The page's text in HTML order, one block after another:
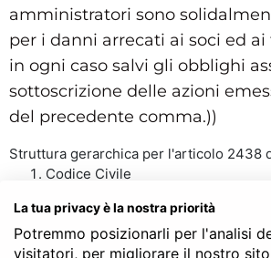
amministratori sono
per i danni arrecati ai soci ed ai
in ogni caso salvi gli obblighi
sottoscrizione delle azioni
del precedente comma.))
Struttura gerarchica per l'articolo 2438
Codice Civile
TITOLO V - Delle società
Capo V - Società per azioni
Sezione X - Delle modificazioni
La tua privacy è la nostra priorità
Potremmo posizionarli per l'analisi
visitatori, per migliorare il nostro